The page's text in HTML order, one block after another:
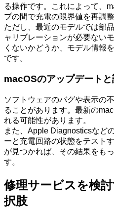
る操作です。これによって、
プの間で充電の限界値を再調整
ただし、最近のモデルでは部
ャリブレーションが必要ない
くないかどうか、モデル情報
です。
macOSのアップデート
ソフトウェアのバグや表示の
ることがあります。最新の
れる可能性があります。
また、Apple Diagnosticsなど
ーと充電回路の状態をテスト
が見つかれば、その結果をも
す。
修理サービスを検
択肢